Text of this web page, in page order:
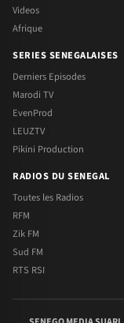
Videos
Afrique
SERIES SENEGALAISES
Derniers Episodes
Marodi TV
EvenProd
LEUZTV
Pikini Production
RADIOS DU SENEGAL
Toutes les Radios
RFM
Zik FM
Sud FM
RTS RSI